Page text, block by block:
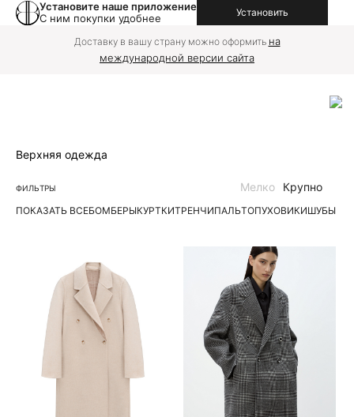
Установите наше приложение
С ним покупки удобнее
Установить
Доставку в вашу страну можно оформить на
международной версии сайта
Верхняя одежда
ФИЛЬТРЫ
ПОКАЗАТЬ ВСЕБОМБЕРЫКУРТКИТРЕНЧИПАЛЬТОПУХОВИКИШУБЫ |
Мелко Крупно